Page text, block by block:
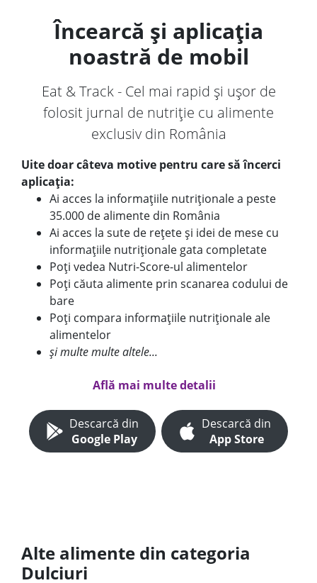
Încearcă și aplicația
noastră de mobil
Eat & Track - Cel mai rapid și ușor de
folosit jurnal de nutriție cu alimente
exclusiv din România
Uite doar câteva motive pentru care să încerci
aplicația:
Ai acces la informațiile nutriționale a peste
35.000 de alimente din România
Ai acces la sute de rețete și idei de mese cu
informațiile nutriționale gata completate
Poți vedea Nutri-Score-ul alimentelor
Poți căuta alimente prin scanarea codului de
bare
Poți compara informațiile nutriționale ale
alimentelor
și multe multe altele...
Află mai multe detalii
Descarcă din
Google Play
Descarcă din
App Store
Alte alimente din categoria
Dulciuri